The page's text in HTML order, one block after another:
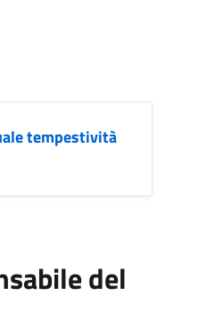
tempestività
del